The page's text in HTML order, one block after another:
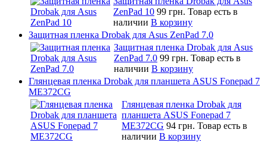
ZenPad 10 99 грн. Товар есть в
наличии В корзину
Защитная пленка Drobak для Asus ZenPad 7.0
Защитная пленка Drobak для Asus
ZenPad 7.0 99 грн. Товар есть в
наличии В корзину
Глянцевая пленка Drobak для планшета ASUS Fonepad 7
ME372CG
Глянцевая пленка Drobak для
планшета ASUS Fonepad 7
ME372CG 94 грн. Товар есть в
наличии В корзину